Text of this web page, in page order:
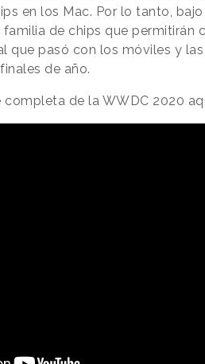
en los Mac. Por lo tanto,
de chips que permitirán
que pasó con los móviles y
de año.
completa de la WWDC 2020